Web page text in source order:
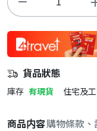
貨品狀態
庫存 有現貨 住宅及
商品内容購物條款、